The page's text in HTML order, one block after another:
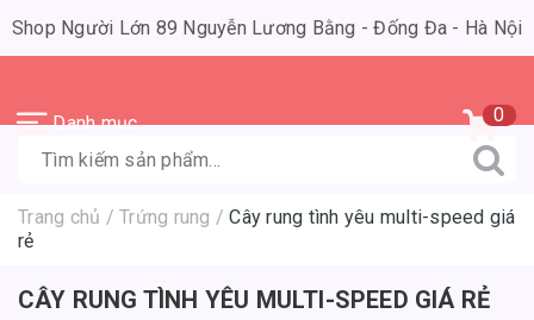
Shop Người Lớn 89 Nguyễn Lương Bằng - Đống Đa - Hà Nội
Danh mục 0
Trang chủ / Trứng rung /Cây rung tình yêu multi-speed giá
rẻ
CÂY RUNG TÌNH YÊU MULTI-SPEED GIÁ RẺ